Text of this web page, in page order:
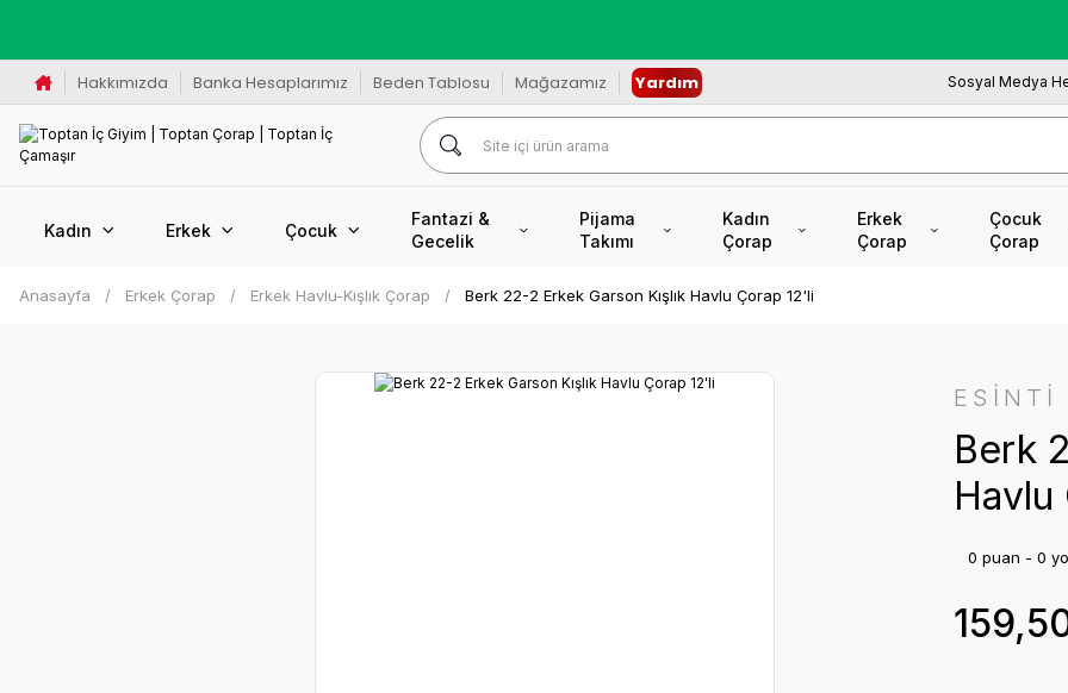
Hakkımızda Banka Hesaplarımız Beden Tablosu Mağazamız Yardım Sosyal Medya
Kadın Erkek Çocuk
Fantazi &
Gecelik
Pijama
Takımı
Kadın
Çorap
Erkek
Çorap
Çocuk
Çorap
Anasayfa Erkek Çorap Erkek Havlu-Kışlık Çorap Berk 22-2 Erkek Garson Kışlık Havlu Çorap 12'li
ESİNTİ
Berk
Havlu
0 puan - 0